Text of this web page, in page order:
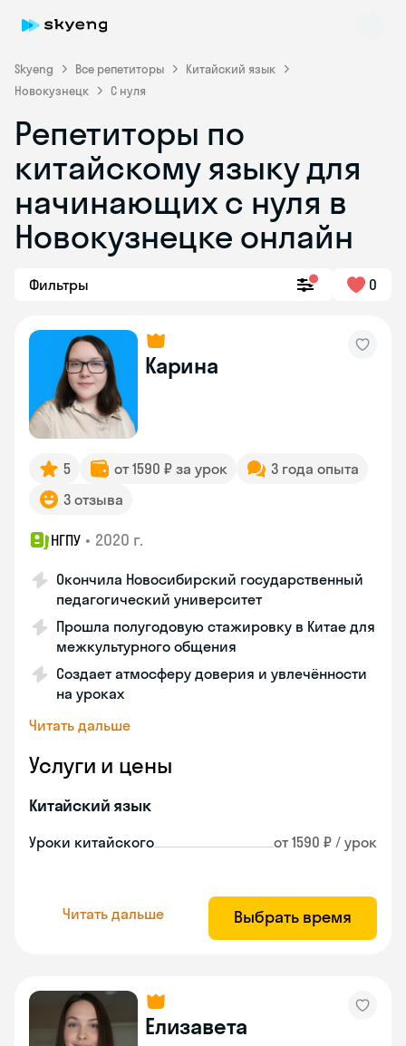
Skyeng Все репетиторы
Китайский язык
Новокузнецк
С нуля
Репетиторы по
китайскому языку для
начинающих с нуля в
Новокузнецке онлайн
Фильтры 0
Карина
5 от 1590 ₽ за урок
3 года опыта
3 отзыва
НГПУ • 2020 г.
Окончила Новосибирский государственный
педагогический университет
Прошла полугодовую стажировку в Китае для
межкультурного общения
Создает атмосферу доверия и увлечённости
на уроках
Читать дальше
Услуги и цены
Китайский язык
Уроки китайского от 1590 ₽ / урок
Читать дальше Выбрать время
Елизавета
Skyeng Chat